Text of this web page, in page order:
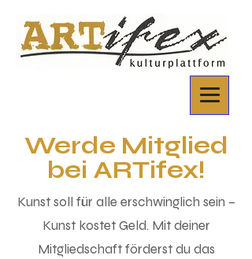
Werde Mitglied
bei ARTifex!
Kunst soll für alle erschwinglich sein –
Kunst kostet Geld. Mit deiner
Mitgliedschaft förderst du das